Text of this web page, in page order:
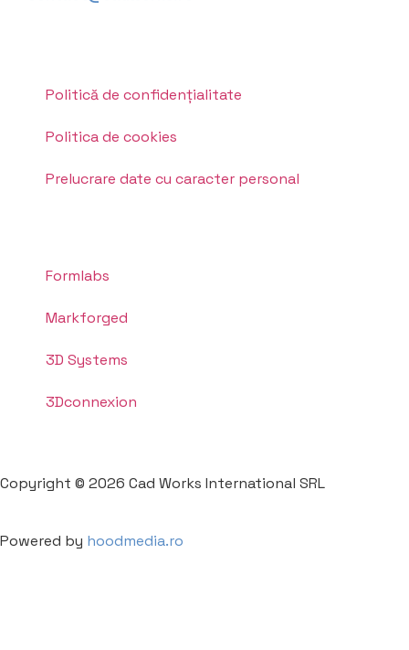
Politică de confidențialitate
Politica de cookies
Prelucrare date cu caracter personal
Formlabs
Markforged
3D Systems
3Dconnexion
Copyright © 2026 Cad Works International SRL
Powered by hoodmedia.ro